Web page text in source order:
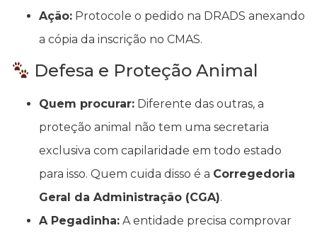
Ação: Protocole o pedido na DRADS anexando
a cópia da inscrição no CMAS.
Defesa e Proteção Animal
Quem procurar: Diferente das outras, a
proteção animal não tem uma secretaria
exclusiva com capilaridade em todo estado
para isso. Quem cuida disso é a Corregedoria
Geral da Administração (CGA).
A Pegadinha: A entidade precisa comprovar